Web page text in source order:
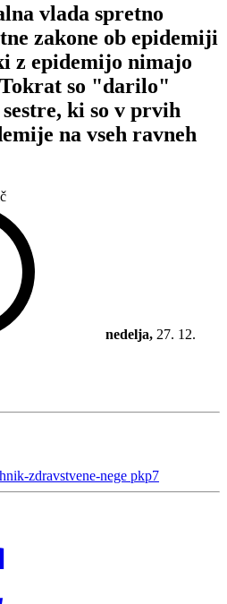
vlada spretno
zakone ob epidemiji
z epidemijo nimajo
Tokrat so "darilo"
ki so v prvih
na vseh ravneh
nedelja, 27. 12.
zdravstvene-nege pkp7